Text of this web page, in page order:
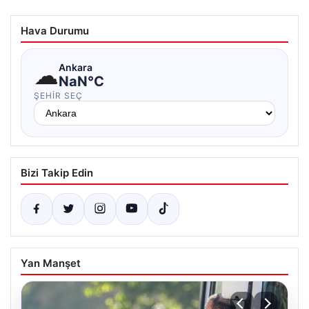
Hava Durumu
☁Ankara
NaN°C
ŞEHIR SEÇ
Bizi Takip Edin
Yan Manşet